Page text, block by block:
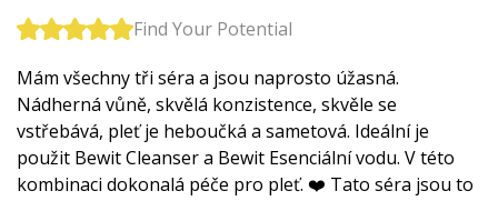
Find Your Potential
Mám všechny tři séra a jsou naprosto úžasná.
Nádherná vůně, skvělá konzistence, skvěle se
vstřebává, pleť je heboučká a sametová. Ideální je
použit Bewit Cleanser a Bewit Esenciální vodu. V této
kombinaci dokonalá péče pro pleť. ❤️ Tato séra jsou to